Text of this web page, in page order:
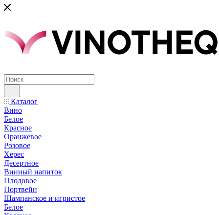
Каталог
Вино
Белое
Красное
Оранжевое
Розовое
Херес
Десертное
Винный напиток
Плодовое
Портвейн
Шампанское и игристое
Белое